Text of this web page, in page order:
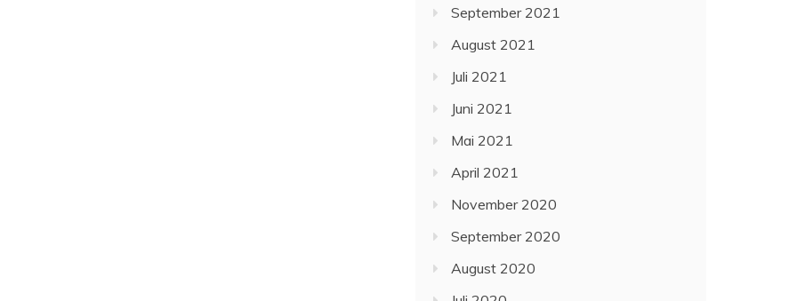
September 2021
August 2021
Juli 2021
Juni 2021
Mai 2021
April 2021
November 2020
September 2020
August 2020